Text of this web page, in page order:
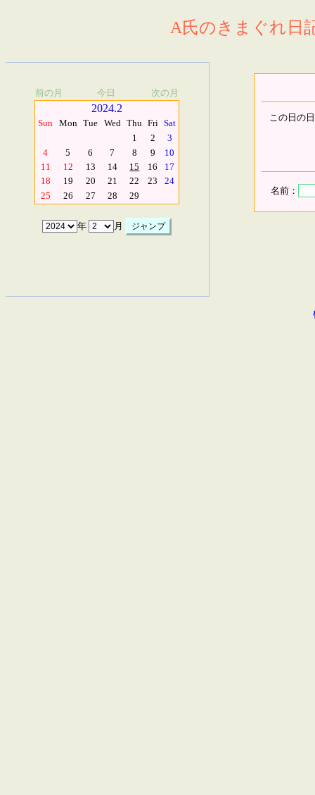
A氏のきまぐれ日
前の月 今日 次の月
2024.2
Sun Mon Tue Wed Thu Fri Sat
1
2
3
4
5 6 7 8 9
10
11
12 13 14 15 16
17
18
19 20 21 22 23
24
25
26 27 28 29
年 月
この日の
名前：